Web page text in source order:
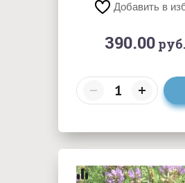
Добавить в
390.00руб.